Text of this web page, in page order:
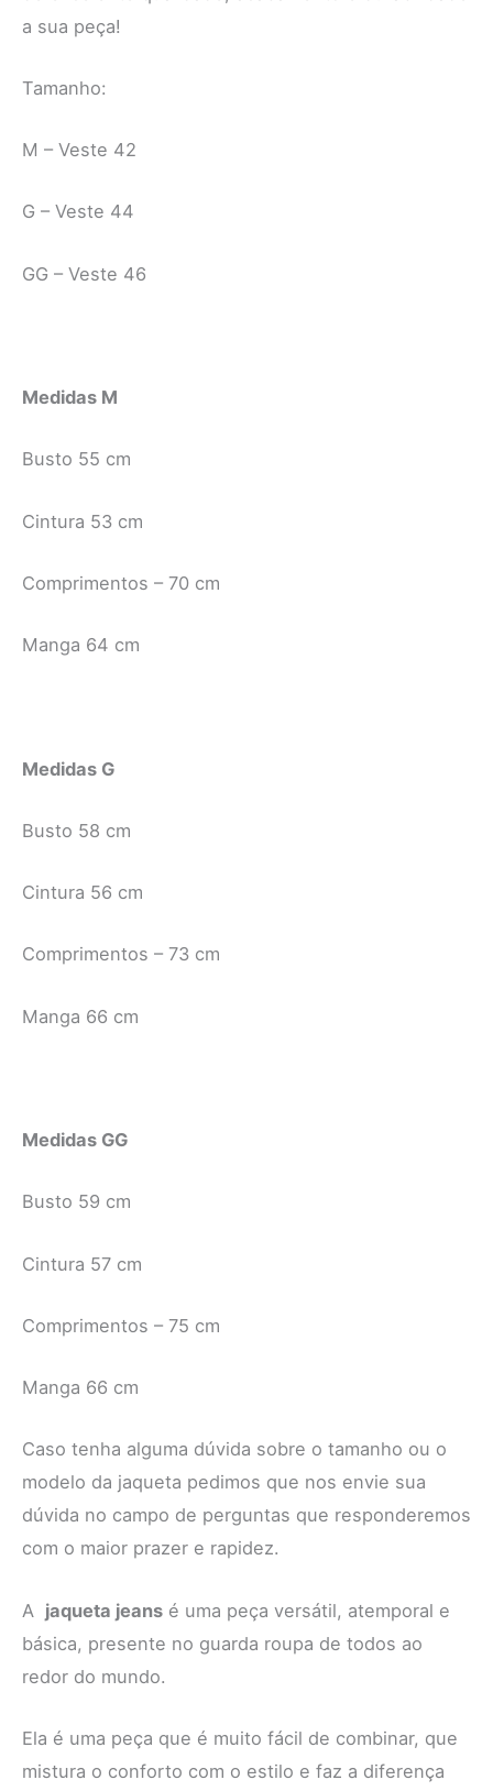
a sua peça!
Tamanho:
M – Veste 42
G – Veste 44
GG – Veste 46
Medidas M
Busto 55 cm
Cintura 53 cm
Comprimentos – 70 cm
Manga 64 cm
Medidas G
Busto 58 cm
Cintura 56 cm
Comprimentos – 73 cm
Manga 66 cm
Medidas GG
Busto 59 cm
Cintura 57 cm
Comprimentos – 75 cm
Manga 66 cm
Caso tenha alguma dúvida sobre o tamanho ou o
modelo da jaqueta pedimos que nos envie sua
dúvida no campo de perguntas que responderemos
com o maior prazer e rapidez.
A jaqueta jeans é uma peça versátil, atemporal e
básica, presente no guarda roupa de todos ao
redor do mundo.
Ela é uma peça que é muito fácil de combinar, que
mistura o conforto com o estilo e faz a diferença